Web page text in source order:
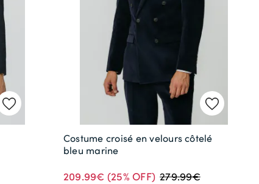
Costume croisé en velours côtelé
bleu marine
209.99€ (25% OFF) 279.99€